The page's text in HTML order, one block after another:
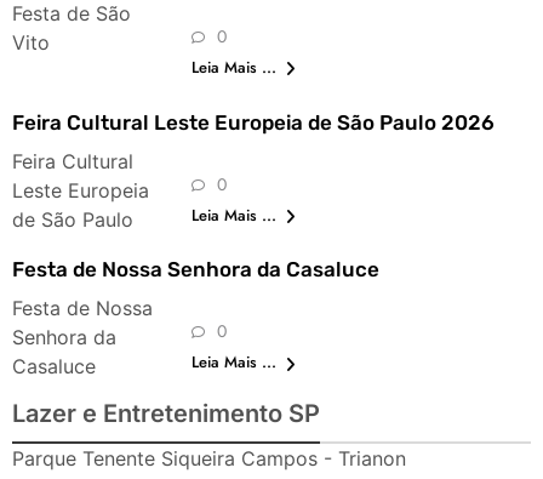
Festa de São
Vito
0
Leia Mais ...
Feira Cultural Leste Europeia de São Paulo 2026
Feira Cultural
Leste Europeia
de São Paulo
0
Leia Mais ...
Festa de Nossa Senhora da Casaluce
Festa de Nossa
Senhora da
Casaluce
0
Leia Mais ...
Lazer e Entretenimento SP
Parque Tenente Siqueira Campos - Trianon